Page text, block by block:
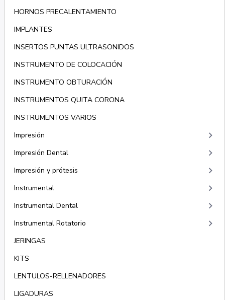
HORNOS PRECALENTAMIENTO
IMPLANTES
INSERTOS PUNTAS ULTRASONIDOS
INSTRUMENTO DE COLOCACIÓN
INSTRUMENTO OBTURACIÓN
INSTRUMENTOS QUITA CORONA
INSTRUMENTOS VARIOS
Impresión
keyboard_arrow_right
Impresión Dental keyboard_arrow_right
Impresión y prótesis keyboard_arrow_right
Instrumental keyboard_arrow_right
Instrumental Dental keyboard_arrow_right
Instrumental Rotatorio keyboard_arrow_right
JERINGAS
KITS
LENTULOS-RELLENADORES
LIGADURAS